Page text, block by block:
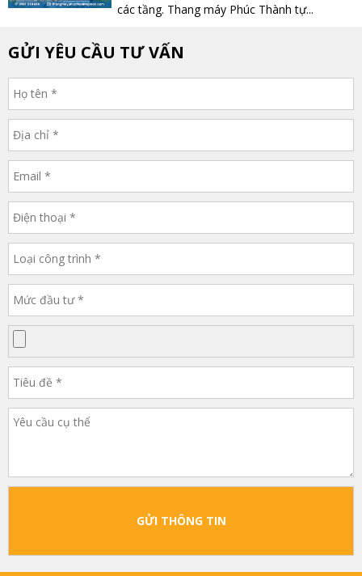
các tầng. Thang máy Phúc Thành tự...
GỬI YÊU CẦU TƯ VẤN
GỬI THÔNG TIN